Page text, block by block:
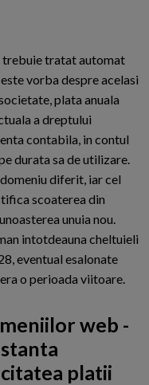
trebuie tratat automat
vorba despre acelasi
plata anuala
a dreptului
contabila, in contul
durata sa de utilizare.
diferit, iar cel
scoaterea din
unuia nou.
intotdeauna cheltuieli
eventual esalonate
o perioada viitoare.
web -
platii